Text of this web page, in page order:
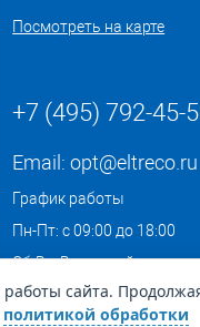
Посмотреть на карте
+7 (495) 792-45-
Email:opt@eltreco.ru
График работы
Пн-Пт: с 09:00 до 18:00
Сб-Вс: Выходной
сайта.
политикой обработки